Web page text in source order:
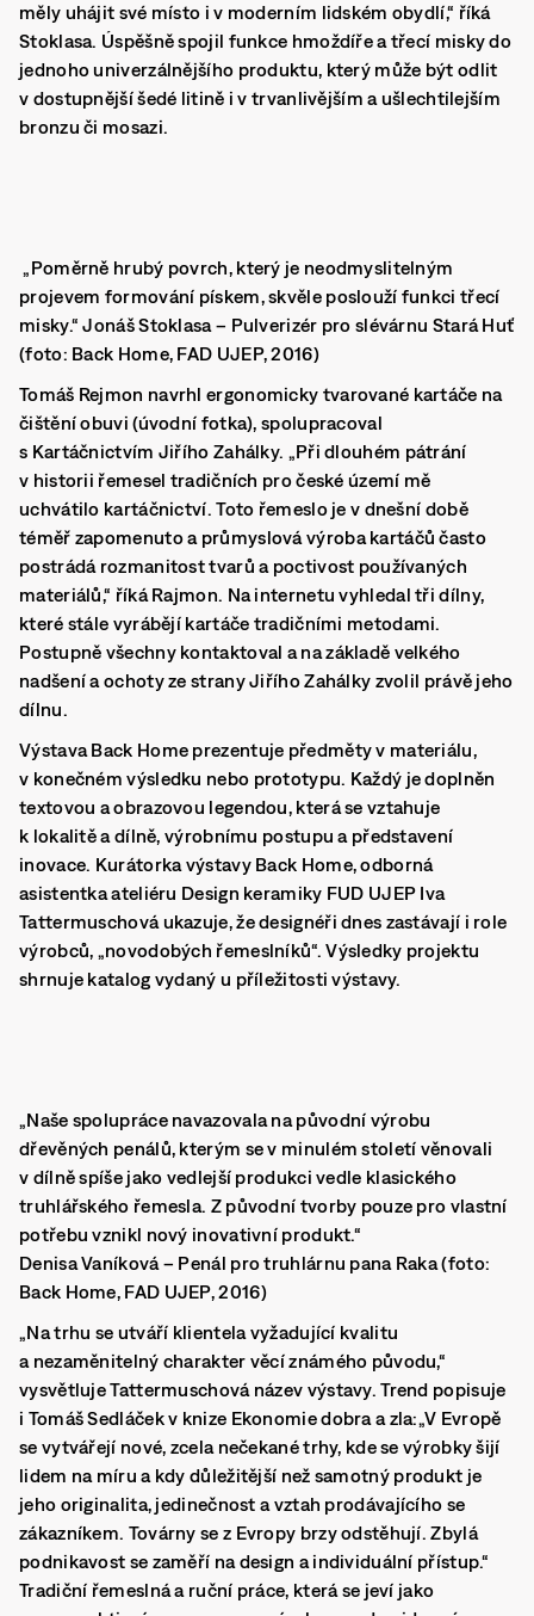
měly uhájit své místo i v moderním lidském obydlí,“ říká
Stoklasa. Úspěšně spojil funkce hmoždíře a třecí misky do
jednoho univerzálnějšího produktu, který může být odlit
v dostupnější šedé litině i v trvanlivějším a ušlechtilejším
bronzu či mosazi.
„Poměrně hrubý povrch, který je neodmyslitelným
projevem formování pískem, skvěle poslouží funkci třecí
misky.“ Jonáš Stoklasa – Pulverizér pro slévárnu Stará Huť
(foto: Back Home, FAD UJEP, 2016)
Tomáš Rejmon navrhl ergonomicky tvarované kartáče na
čištění obuvi (úvodní fotka), spolupracoval
s Kartáčnictvím Jiřího Zahálky. „Při dlouhém pátrání
v historii řemesel tradičních pro české území mě
uchvátilo kartáčnictví. Toto řemeslo je v dnešní době
téměř zapomenuto a průmyslová výroba kartáčů často
postrádá rozmanitost tvarů a poctivost používaných
materiálů,“ říká Rajmon. Na internetu vyhledal tři dílny,
které stále vyrábějí kartáče tradičními metodami.
Postupně všechny kontaktoval a na základě velkého
nadšení a ochoty ze strany Jiřího Zahálky zvolil právě jeho
dílnu.
Výstava Back Home prezentuje předměty v materiálu,
v konečném výsledku nebo prototypu. Každý je doplněn
textovou a obrazovou legendou, která se vztahuje
k lokalitě a dílně, výrobnímu postupu a představení
inovace. Kurátorka výstavy Back Home, odborná
asistentka ateliéru Design keramiky FUD UJEP Iva
Tattermuschová ukazuje, že designéři dnes zastávají i role
výrobců, „novodobých řemeslníků“. Výsledky projektu
shrnuje katalog vydaný u příležitosti výstavy.
„Naše spolupráce navazovala na původní výrobu
dřevěných penálů, kterým se v minulém století věnovali
v dílně spíše jako vedlejší produkci vedle klasického
truhlářského řemesla. Z původní tvorby pouze pro vlastní
potřebu vznikl nový inovativní produkt.“
Denisa Vaníková – Penál pro truhlárnu pana Raka (foto:
Back Home, FAD UJEP, 2016)
„Na trhu se utváří klientela vyžadující kvalitu
a nezaměnitelný charakter věcí známého původu,“
vysvětluje Tattermuschová název výstavy. Trend popisuje
i Tomáš Sedláček v knize Ekonomie dobra a zla:„V Evropě
se vytvářejí nové, zcela nečekané trhy, kde se výrobky šijí
lidem na míru a kdy důležitější než samotný produkt je
jeho originalita, jedinečnost a vztah prodávajícího se
zákazníkem. Továrny se z Evropy brzy odstěhují. Zbylá
podnikavost se zaměří na design a individuální přístup.“
Tradiční řemeslná a ruční práce, která se jeví jako